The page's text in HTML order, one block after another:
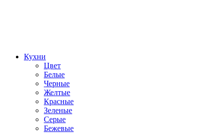
Кухни
Цвет
Белые
Черные
Желтые
Красные
Зеленые
Серые
Бежевые